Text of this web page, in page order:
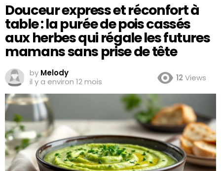
Douceur express et réconfort à
table : la purée de pois cassés
aux herbes qui régale les futures
mamans sans prise de tête
by Melody
il y a environ 12 mois
12 Views